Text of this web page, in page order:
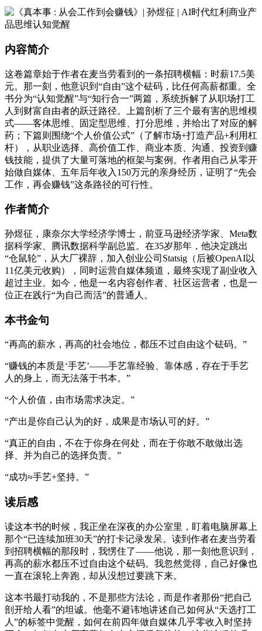
内容简介
这卷篇章始于作者在麦当劳看到的一条招聘横幅：时薪17.5美
元。那一刻，他意识到“自由”这个砝码，比任何高薪都重。全
书分为“认知觉醒”与“知行合一”两篇，系统拆解了从职场打工
人到财富自由者的跃迁路径。上篇剖析了三个最有害的思维模
式——客体思维、固定型思维、打分思维，并给出了对应的解
药；下篇则围绕“个人价值公式”（了解市场+打造产品+利用杠
杆），从职业选择、高价值工作、商业本质、沟通、投资到赚
钱技能，提供了大量可落地的框架与案例。作者用自己从零开
始做自媒体、五年后年收入150万元的亲身经历，证明了“先会
工作，再会赚钱”这条路径的可行性。
作者简介
孙煜征，康奈尔大学经济学博士，前亚马逊经济学家、Meta数
据科学家、腾讯数据科学副总监。在35岁那年，他决定跳出
“仓鼠轮”，从大厂裸辞，加入创业公司Statsig（后被OpenAI以
11亿美元收购），同时运营自媒体频道，最终实现了副业收入
超过主业。如今，他是一名内容创作者、社区运营者，也是一
位正在践行“为自己而活”的普通人。
本书金句
“再高的薪水，再高的社会地位，都压不过自由这个砝码。”
“赚钱的本质是‘手艺’——手艺靠经验、靠体感，存在于手艺
人的身上，而无法落于书本。”
“个人价值，由市场需求决定。”
“产出是你自己认为的好，成果是市场认可的好。”
“真正的自由，不在于你身在何处，而在于你敢不敢做出选
择、并为自己的选择负责。”
“成功≈手艺+坚持。”
读后感
读这本书的时候，我正坐在深夜的办公室里，盯着电脑屏幕上
那个“已连续加班30天”的打卡记录发呆。读到作者在麦当劳看
到招聘横幅的那段时，我愣住了——他说，那一刻他意识到，
再高的薪水都压不过自由这个砝码。我忽然觉得，自己好像也
一直在滚轮上奔跑，却从没想过要跳下来。
这本书最打动我的，不是那些方法论，而是作者那份“把自己
剖开给人看”的坦诚。他毫不避讳地讲述自己如何从“天选打工
人”的标签中觉醒，如何在前四年做自媒体几乎零收入时坚持